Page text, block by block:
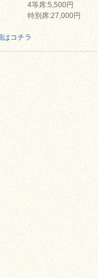
4等席:5,500円
特別席:27,000円
はコチラ